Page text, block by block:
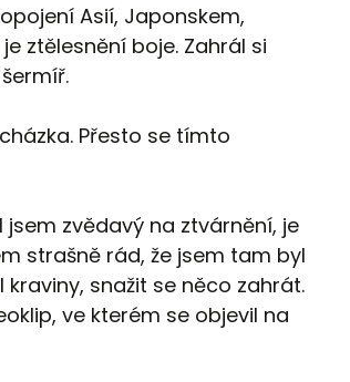
Asií, Japonskem,
ztělesnění boje. Zahrál si
Přesto se tímto
zvědavý na ztvárnění, je
strašně rád, že jsem tam byl
snažit se něco zahrát.
ve kterém se objevil na